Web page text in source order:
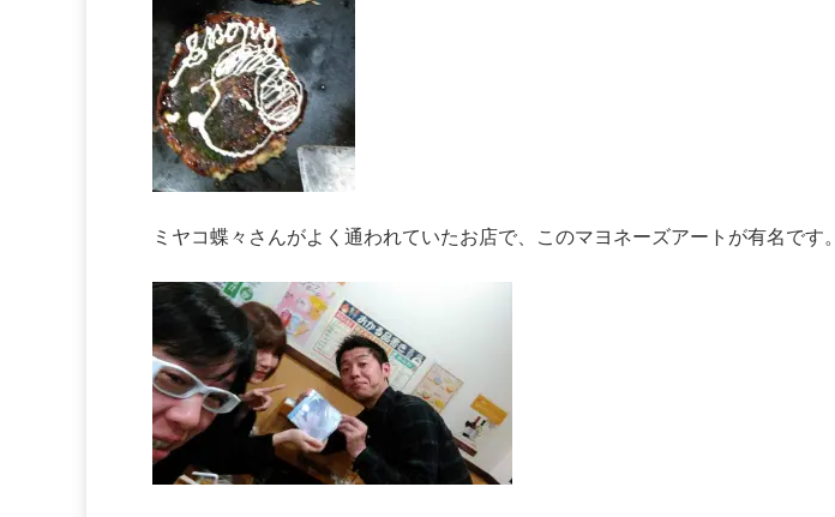
ミヤコ蝶々さんがよく通われていたお店で、このマヨネーズアートが有名です。